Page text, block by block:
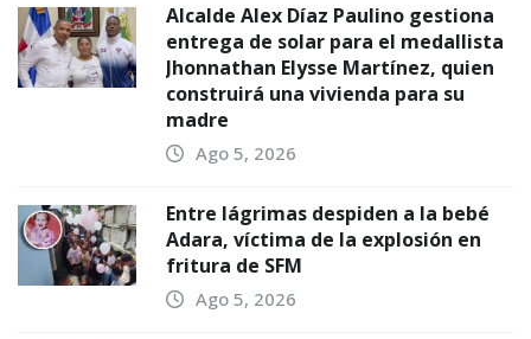
Alcalde Alex Díaz Paulino gestiona
entrega de solar para el medallista
Jhonnathan Elysse Martínez, quien
construirá una vivienda para su
madre
Ago 5, 2026
Entre lágrimas despiden a la bebé
Adara, víctima de la explosión en
fritura de SFM
Ago 5, 2026